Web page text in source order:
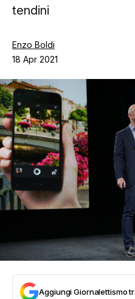
tendini
Enzo Boldi
18 Apr 2021
Aggiungi Giornalettismo